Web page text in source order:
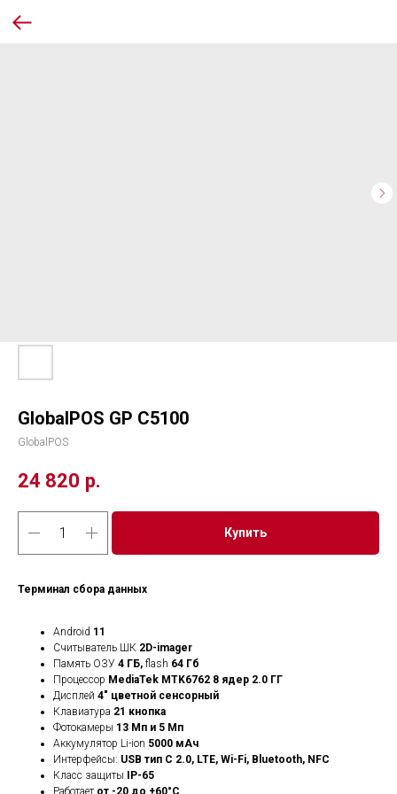
GlobalPOS GP C5100
GlobalPOS
24 820 р.
Купить
Терминал сбора данных
Android 11
Считыватель ШК 2D-imager
Память ОЗУ 4 ГБ, flash 64 Гб
Процессор MediaTek MTK6762 8 ядер 2.0 ГГ
Дисплей 4" цветной сенсорный
Клавиатура 21 кнопка
Фотокамеры 13 Мп и 5 Мп
Аккумулятор Li-ion 5000 мАч
Интерфейсы: USB тип С 2.0, LTE, Wi-Fi, Bluetooth, NFC
Класс защиты IP-65
Работает от -20 до +60°C